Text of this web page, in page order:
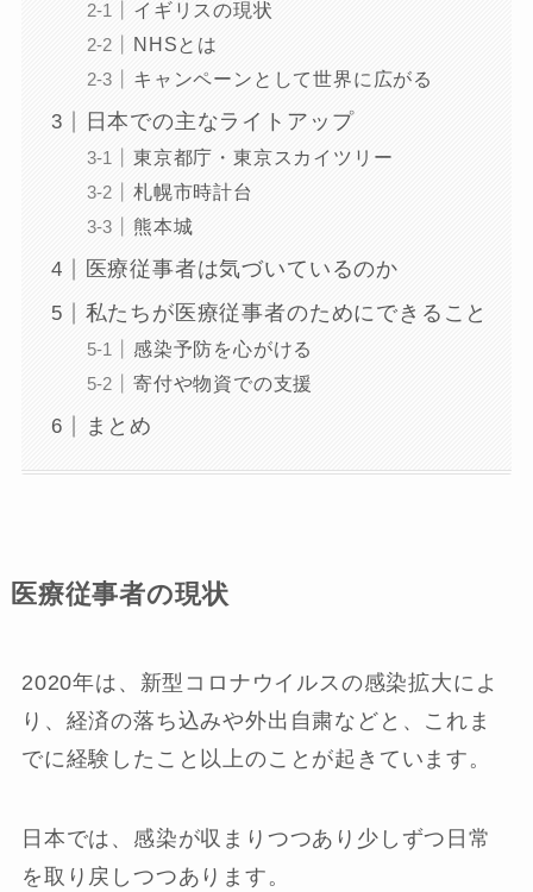
イギリスの現状
NHSとは
キャンペーンとして世界に広がる
日本での主なライトアップ
東京都庁・東京スカイツリー
札幌市時計台
熊本城
医療従事者は気づいているのか
私たちが医療従事者のためにできること
感染予防を心がける
寄付や物資での支援
まとめ
医療従事者の現状
2020年は、新型コロナウイルスの感染拡大によ
り、経済の落ち込みや外出自粛などと、これま
でに経験したこと以上のことが起きています。
日本では、感染が収まりつつあり少しずつ日常
を取り戻しつつあります。